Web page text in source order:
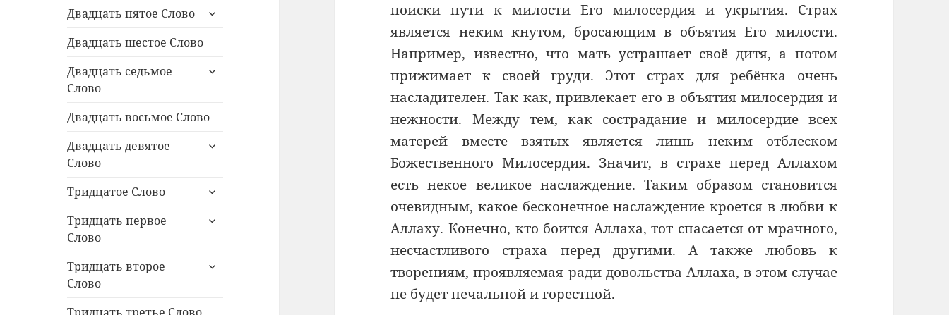
Двадцать пятое Слово
раскрыть
меню
Двадцать шестое Слово
Двадцать седьмое
Слово
раскрыть
Двадцать восьмое Слово
Двадцать девятое
Слово
раскрыть
Тридцатое Слово
раскрыть
меню
Тридцать первое
Слово
раскрыть
Тридцать второе
Слово
раскрыть
поиски пути к милости Его милосердия и укрытия. Страх
является неким кнутом, бросающим в объятия Его милости.
Например, известно, что мать устрашает своё дитя, а потом
прижимает к своей груди. Этот страх для ребёнка очень
насладителен. Так как, привлекает его в объятия милосердия и
нежности. Между тем, как сострадание и милосердие всех
матерей вместе взятых является лишь неким отблеском
Божественного Милосердия. Значит, в страхе перед Аллахом
есть некое великое наслаждение. Таким образом становится
очевидным, какое бесконечное наслаждение кроется в любви к
Аллаху. Конечно, кто боится Аллаха, тот спасается от мрачного,
несчастливого страха перед другими. А также любовь к
творениям, проявляемая ради довольства Аллаха, в этом случае
не будет печальной и горестной.